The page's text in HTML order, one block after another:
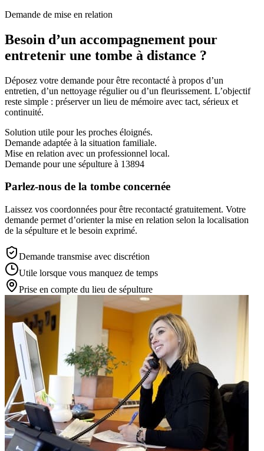
Demande de mise en relation
Besoin d’un accompagnement pour
entretenir une tombe à distance ?
Déposez votre demande pour être recontacté à propos d’un
entretien, d’un nettoyage régulier ou d’un fleurissement. L’objectif
reste simple : préserver un lieu de mémoire avec tact, sérieux et
continuité.
Solution utile pour les proches éloignés.
Demande adaptée à la situation familiale.
Mise en relation avec un professionnel local.
Demande pour une sépulture à 13894
Parlez-nous de la tombe concernée
Laissez vos coordonnées pour être recontacté gratuitement. Votre
demande permet d’orienter la mise en relation selon la localisation
de la sépulture et le besoin exprimé.
Demande transmise avec discrétion
Utile lorsque vous manquez de temps
Prise en compte du lieu de sépulture